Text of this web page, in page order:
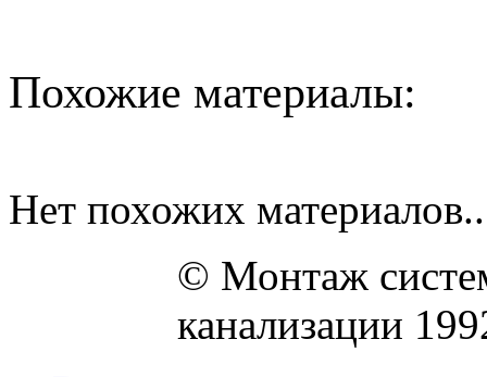
Похожие материалы:
Нет похожих
© Монтаж
канализации